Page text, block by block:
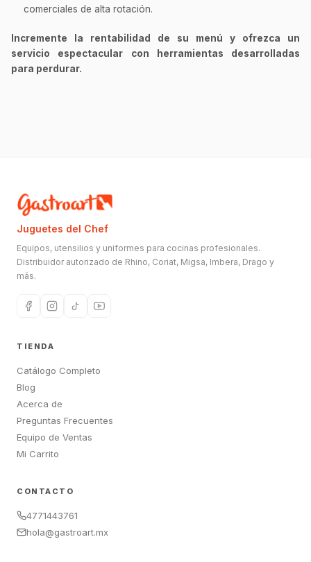
comerciales de alta rotación.
Incremente la rentabilidad de su menú y ofrezca un
servicio espectacular con herramientas desarrolladas
para perdurar.
Juguetes del Chef
Equipos, utensilios y uniformes para cocinas profesionales.
Distribuidor autorizado de Rhino, Coriat, Migsa, Imbera, Drago y
más.
TIENDA
Catálogo Completo
Blog
Acerca de
Preguntas Frecuentes
Equipo de Ventas
Mi Carrito
CONTACTO
4771443761
hola@gastroart.mx